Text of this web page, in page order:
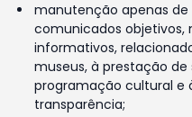
manutenção apenas de
comunicados objetivos,
informativos,
museus, à prestação de
programação cultural e
transparência;